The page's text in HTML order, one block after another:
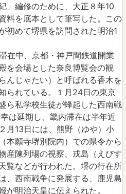
」編修のために、大正８年10
料を底本として筆写した。この
初めて堺県を訪問された明治1
在中、京都・神戸間鉄道開業
を会場とした奈良博覧会の観
んじゃたい）と呼ばれる香木を
られている。１月24日の東京
ら私学校生徒が蜂起した西南戦
は延期し、畿内滞在は半年近
月13日には、熊野（ゆや）小
本願寺堺別院内）での県令から
産陳列場の視察、戎島（えびす
覧などが行われた。堺の行在所
、西南戦争に発展する、鹿児島
が明治天皇に伝えられた。